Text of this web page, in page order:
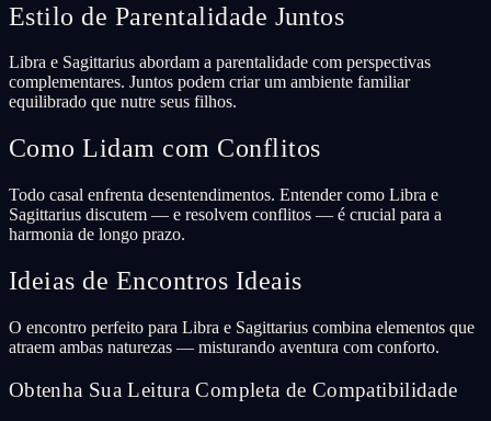
Estilo de Parentalidade Juntos
Libra e Sagittarius abordam a parentalidade com perspectivas
complementares. Juntos podem criar um ambiente familiar
equilibrado que nutre seus filhos.
Como Lidam com Conflitos
Todo casal enfrenta desentendimentos. Entender como Libra e
Sagittarius discutem — e resolvem conflitos — é crucial para a
harmonia de longo prazo.
Ideias de Encontros Ideais
O encontro perfeito para Libra e Sagittarius combina elementos que
atraem ambas naturezas — misturando aventura com conforto.
Obtenha Sua Leitura Completa de Compatibilidade